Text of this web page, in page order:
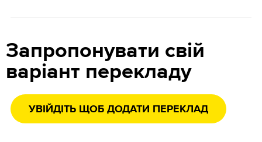
Запропонувати свій
варіант перекладу
УВІЙДІТЬ ЩОБ ДОДАТИ ПЕРЕКЛАД